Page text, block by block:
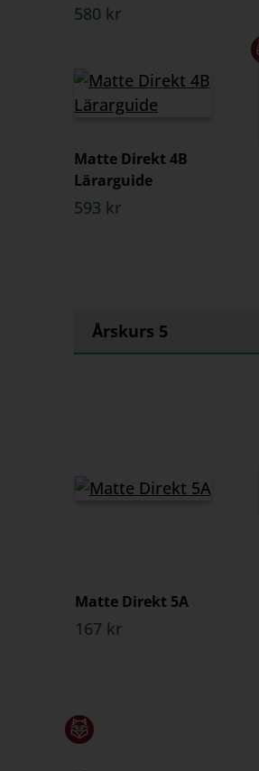
580 kr
Matte Direkt 4B
Lärarguide
593 kr
Årskurs 5
Matte Direkt 5A
167 kr